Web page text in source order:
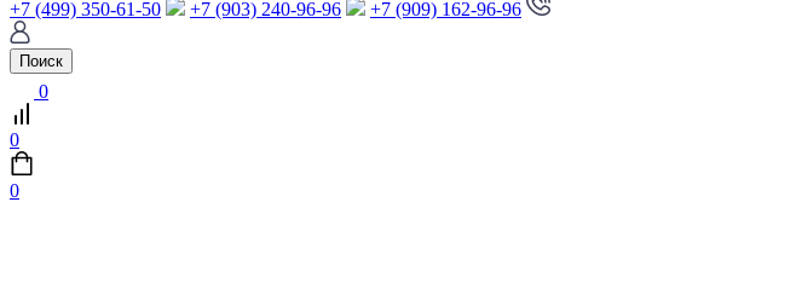
+7 (499) 350-61-50 +7 (903) 240-96-96 +7 (909) 162-96-96
Поиск
0
0
0